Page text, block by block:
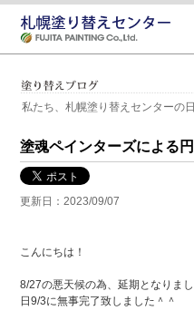
札幌市、札幌近郊（江別市、岩見沢市、小樽
室内塗装、内装塗装、リフォーム塗装など塗
私たち、札幌塗り替えセンターの
塗魂ペインターズによる
更新日：2023/09/07
こんにちは！
8/27の悪天候の為、延期となりま
日9/3に無事完了致しました＾＾